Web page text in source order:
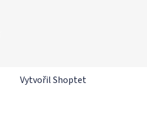
Vytvořil Shoptet